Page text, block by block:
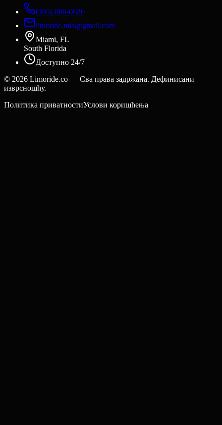
(305) 606-0626
limoride.mia@gmail.com
Miami, FL
South Florida
Доступно 24/7
© 2026 Limoride.co — Сва права задржана. Дефинисани
изврсношћу.
Политика приватностиУслови коришћења